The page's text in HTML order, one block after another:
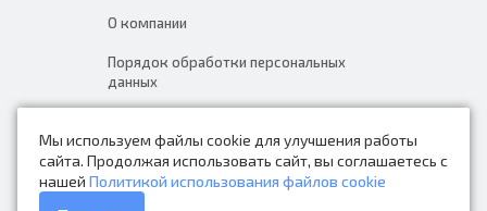
Мы используем файлы cookie для улучшения работы
сайта. Продолжая использовать сайт, вы соглашаетесь с
нашей Политикой использования файлов cookie
О компании
Порядок обработки персональных
данных
Контакты
Каталог товаров